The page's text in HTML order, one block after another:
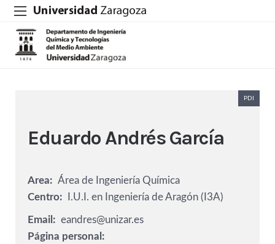
Eduardo Andrés García
PDI
Area
Área de Ingeniería Química
Centro
I.U.I. en Ingeniería de Aragón (I3A)
Email
eandres@unizar.es
Página personal